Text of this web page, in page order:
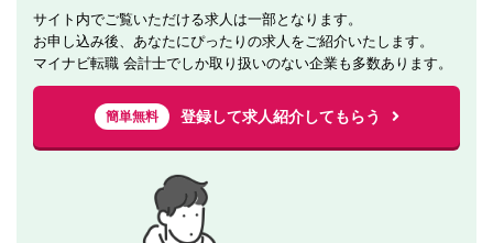
サイト内でご覧いただける求人は一部となります。
お申し込み後、あなたにぴったりの求人をご紹介いたします。
マイナビ転職 会計士でしか取り扱いのない企業も多数あります。
簡単無料 登録して求人紹介してもらう